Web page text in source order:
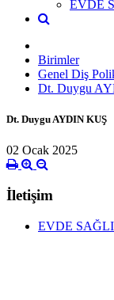
EVDE
Birimler
Genel Diş
Dt. Duygu
Dt. Duygu AYDIN KUŞ
02 Ocak 2025
İletişim
EVDE